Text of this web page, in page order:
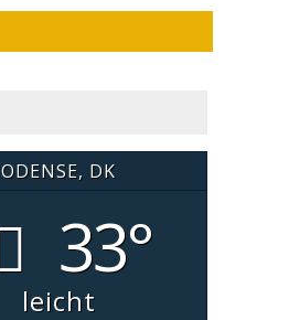
ODENSE, DK
33°
leicht